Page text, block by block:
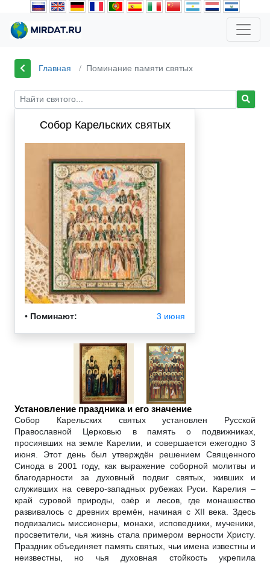
Главная Поминание памяти святых
Собор Карельских святых
• Поминают: 3 июня
Установление праздника и его значение
Собор Карельских святых установлен Русской
Православной Церковью в память о подвижниках,
просиявших на земле Карелии, и совершается ежегодно 3
июня. Этот день был утверждён решением Священного
Синода в 2001 году, как выражение соборной молитвы и
благодарности за духовный подвиг святых, живших и
служивших на северо-западных рубежах Руси. Карелия –
край суровой природы, озёр и лесов, где монашество
развивалось с древних времён, начиная с XII века. Здесь
подвизались миссионеры, монахи, исповедники, мученики,
просветители, чья жизнь стала примером верности Христу.
Праздник объединяет память святых, чьи имена известны и
неизвестны, но чья духовная стойкость укрепила